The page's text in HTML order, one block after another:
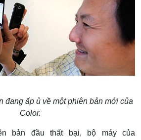
đang ấp ủ về một phiên bản mới của
Color.
bản đầu thất bại, bộ máy của